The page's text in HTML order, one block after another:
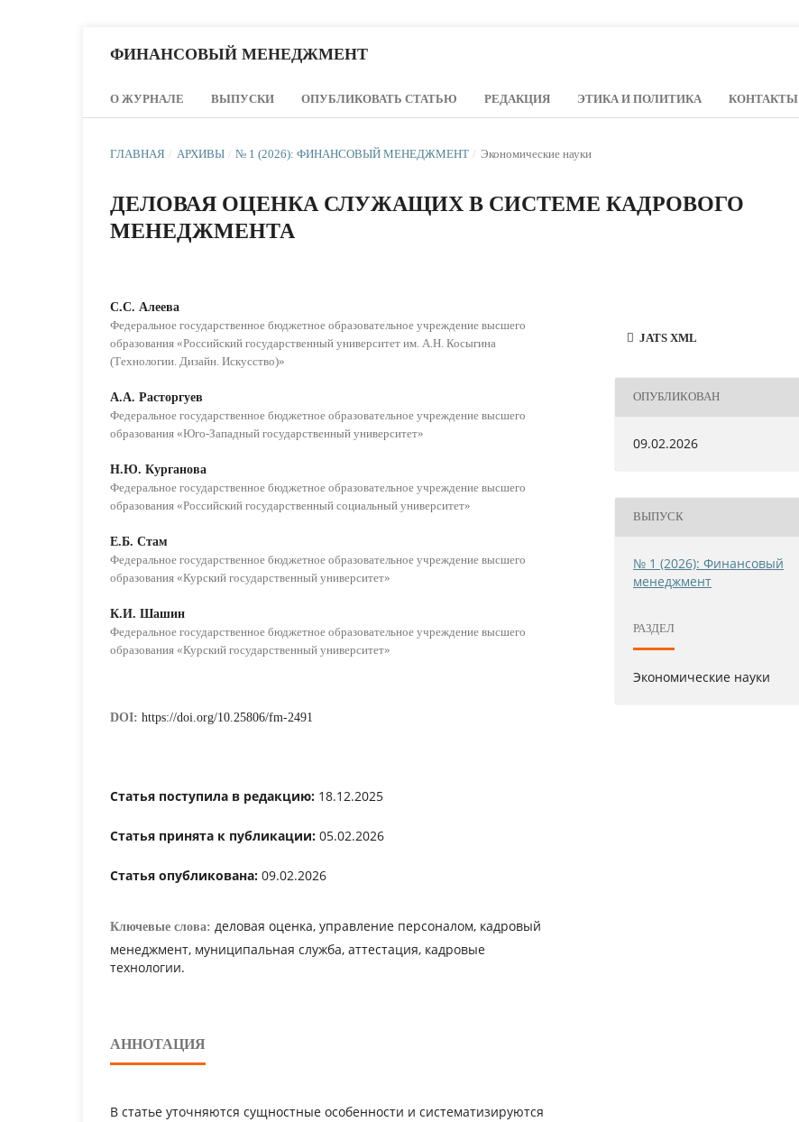
ФИНАНСОВЫЙ МЕНЕДЖМЕНТ
О ЖУРНАЛЕ ВЫПУСКИ ОПУБЛИКОВАТЬ СТАТЬЮ РЕДАКЦИЯ ЭТИКА И ПОЛИТИКА КОНТАКТЫ
ГЛАВНАЯ / АРХИВЫ / № 1 (2026): ФИНАНСОВЫЙ МЕНЕДЖМЕНТ / Экономические науки
ДЕЛОВАЯ ОЦЕНКА СЛУЖАЩИХ В СИСТЕМЕ КАДРОВОГО
МЕНЕДЖМЕНТА
С.С. Алеева
Федеральное государственное бюджетное образовательное учреждение высшего
образования «Российский государственный университет им. А.Н. Косыгина
(Технологии. Дизайн. Искусство)»
А.А. Расторгуев
Федеральное государственное бюджетное образовательное учреждение высшего
образования «Юго-Западный государственный университет»
Н.Ю. Курганова
Федеральное государственное бюджетное образовательное учреждение высшего
образования «Российский государственный социальный университет»
Е.Б. Стам
Федеральное государственное бюджетное образовательное учреждение высшего
образования «Курский государственный университет»
К.И. Шашин
Федеральное государственное бюджетное образовательное учреждение высшего
образования «Курский государственный университет»
DOI: https://doi.org/10.25806/fm-2491
Статья поступила в редакцию: 18.12.2025
Статья принята к публикации: 05.02.2026
Статья опубликована: 09.02.2026
Ключевые слова: деловая оценка, управление персоналом, кадровый
менеджмент, муниципальная служба, аттестация, кадровые
технологии.
АННОТАЦИЯ
В статье уточняются сущностные особенности и систематизируются
JATS XML
ОПУБЛИКОВАН
09.02.2026
ВЫПУСК
№ 1 (2026): Финансовый
менеджмент
РАЗДЕЛ
Экономические науки